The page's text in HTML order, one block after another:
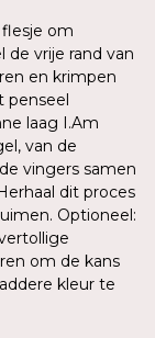
om
vrije rand van
en krimpen
penseel
laag I.Am
van de
vingers samen
dit proces
Optioneel:
om de kans
kleur te